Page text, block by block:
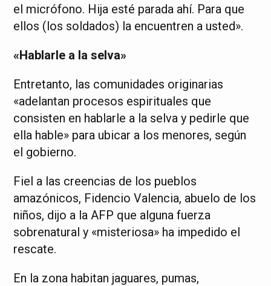
el micrófono. Hija esté parada ahí. Para que
ellos (los soldados) la encuentren a usted».
«Hablarle a la selva»
Entretanto, las comunidades originarias
«adelantan procesos espirituales que
consisten en hablarle a la selva y pedirle que
ella hable» para ubicar a los menores, según
el gobierno.
Fiel a las creencias de los pueblos
amazónicos, Fidencio Valencia, abuelo de los
niños, dijo a la AFP que alguna fuerza
sobrenatural y «misteriosa» ha impedido el
rescate.
En la zona habitan jaguares, pumas,